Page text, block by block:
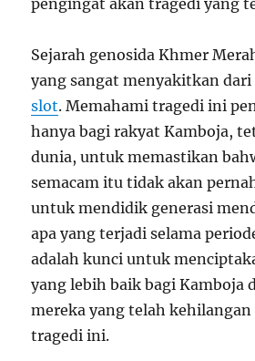
pengingat akan tragedi yang
Sejarah genosida Khmer
yang sangat menyakitkan
slot. Memahami tragedi ini
hanya bagi rakyat Kamboja,
dunia, untuk memastikan
semacam itu tidak akan
untuk mendidik generasi
apa yang terjadi selama
adalah kunci untuk
yang lebih baik bagi Kamboja
mereka yang telah kehilangan
tragedi ini.